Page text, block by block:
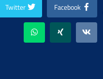
Facebook
Twitter